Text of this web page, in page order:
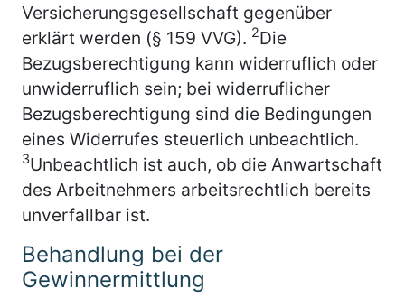
Versicherungsgesellschaft gegenüber
erklärt werden (§ 159 VVG). 2Die
Bezugsberechtigung kann widerruflich oder
unwiderruflich sein; bei widerruflicher
Bezugsberechtigung sind die Bedingungen
eines Widerrufes steuerlich unbeachtlich.
3Unbeachtlich ist auch, ob die Anwartschaft
des Arbeitnehmers arbeitsrechtlich bereits
unverfallbar ist.
Behandlung bei der
Gewinnermittlung